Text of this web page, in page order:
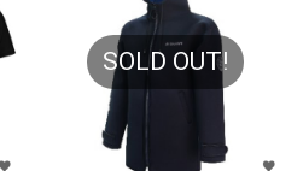
SOLD OUT!